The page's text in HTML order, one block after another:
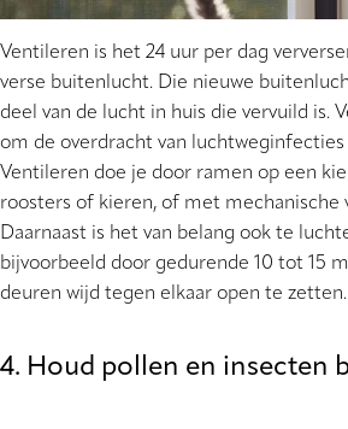
Ventileren is het 24 uur per dag
verse buitenlucht. Die nieuwe
deel van de lucht in huis die vervuild is.
om de overdracht van
Ventileren doe je door ramen op een
roosters of kieren, of met mechanische
Daarnaast is het van belang ook te
bijvoorbeeld door gedurende 10 tot 15
deuren wijd tegen elkaar open te zetten.
4. Houd pollen en insecten